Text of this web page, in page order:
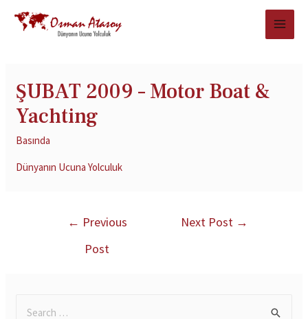
ŞUBAT 2009 – Motor Boat &
Yachting
Basında
Dünyanın Ucuna Yolculuk
← Previous
Post
Next Post →